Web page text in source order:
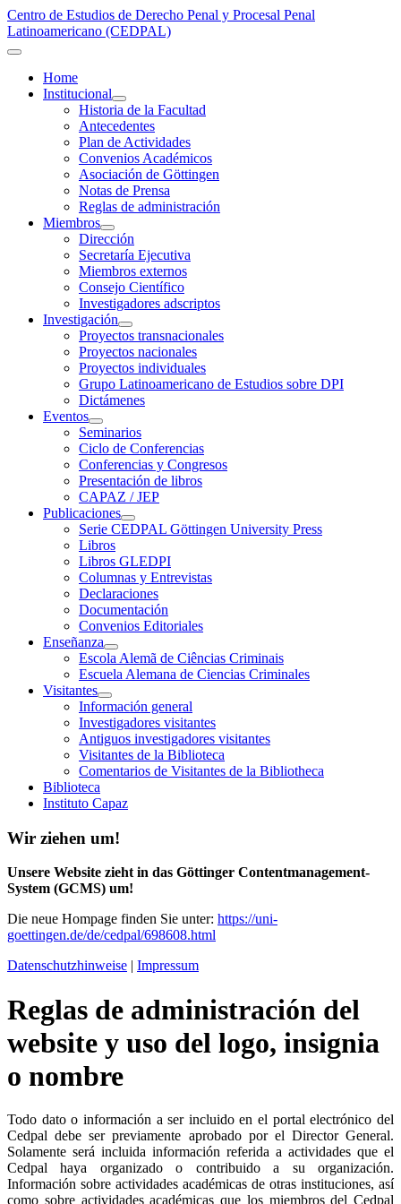
Centro de Estudios de Derecho Penal y Procesal Penal
Latinoamericano (CEDPAL)
Home
Institucional
Historia de la Facultad
Antecedentes
Plan de Actividades
Convenios Académicos
Asociación de Göttingen
Notas de Prensa
Reglas de administración
Miembros
Dirección
Secretaría Ejecutiva
Miembros externos
Consejo Científico
Investigadores adscriptos
Investigación
Proyectos transnacionales
Proyectos nacionales
Proyectos individuales
Grupo Latinoamericano de Estudios sobre DPI
Dictámenes
Eventos
Seminarios
Ciclo de Conferencias
Conferencias y Congresos
Presentación de libros
CAPAZ / JEP
Publicaciones
Serie CEDPAL Göttingen University Press
Libros
Libros GLEDPI
Columnas y Entrevistas
Declaraciones
Documentación
Convenios Editoriales
Enseñanza
Escola Alemã de Ciências Criminais
Escuela Alemana de Ciencias Criminales
Visitantes
Información general
Investigadores visitantes
Antiguos investigadores visitantes
Visitantes de la Biblioteca
Comentarios de Visitantes de la Bibliotheca
Biblioteca
Instituto Capaz
Wir ziehen um!
Unsere Website zieht in das Göttinger Contentmanagement-
System (GCMS) um!
Die neue Hompage finden Sie unter: https://uni-
goettingen.de/de/cedpal/698608.html
Datenschutzhinweise | Impressum
Reglas de administración del
website y uso del logo, insignia
o nombre
Todo dato o información a ser incluido en el portal electrónico del
Cedpal debe ser previamente aprobado por el Director General.
Solamente será incluida información referida a actividades que el
Cedpal haya organizado o contribuido a su organización.
Información sobre actividades académicas de otras instituciones, así
como sobre actividades académicas que los miembros del Cedpal